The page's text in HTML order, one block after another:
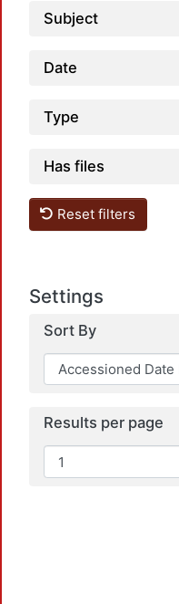
Subject
Date
Type
Has files
Reset filters
Settings
Sort By
Results per page